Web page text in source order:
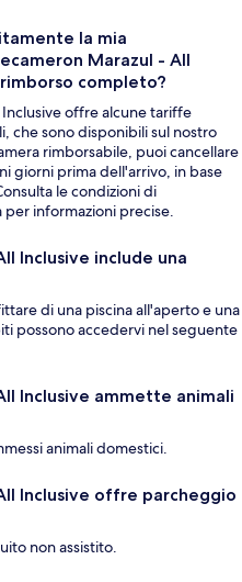
la mia
Marazul - All
completo?
offre alcune tariffe
che sono disponibili sul nostro
rimborsabile, puoi cancellare
giorni prima dell'arrivo, in base
le condizioni di
informazioni precise.
Inclusive include una
di una piscina all'aperto e una
possono accedervi nel seguente
Inclusive ammette animali
animali domestici.
Inclusive offre parcheggio
non assistito.